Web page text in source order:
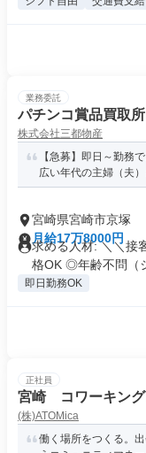
業務委託
パチンコ賞品買取
株式会社三都物産
【急募】即日～勤務
広い年代の主婦（夫
宮崎県宮崎市京塚
月給17万8000円
求める人材: ＼＼接
格OK ◎年齢不問（
即日勤務OK
正社員
宮崎 コワーキング
(株)ATOMica
働く場所をつくる。